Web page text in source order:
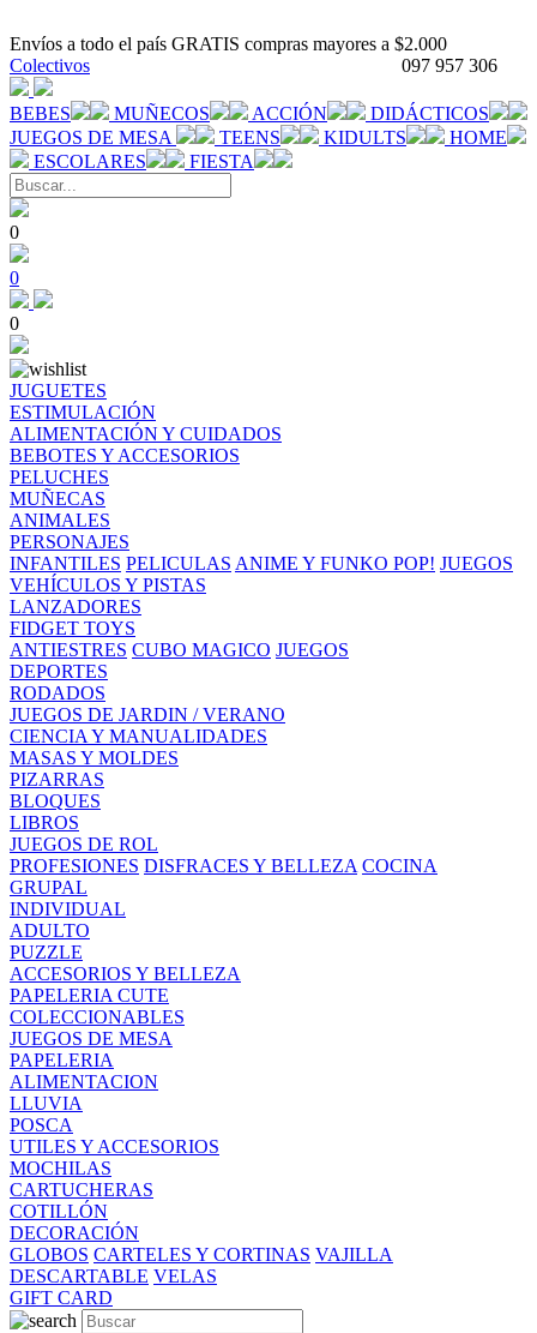
Envíos a todo el país GRATIS compras mayores a $2.000
097 957 306
Colectivos
BEBES MUÑECOS ACCIÓN
DIDÁCTICOS
JUEGOS DE MESA
TEENS KIDULTS
HOME
ESCOLARES
FIESTA
0
0
0
JUGUETES
ESTIMULACIÓN
ALIMENTACIÓN Y CUIDADOS
BEBOTES Y ACCESORIOS
PELUCHES
MUÑECAS
ANIMALES
PERSONAJES
INFANTILES PELICULAS ANIME Y FUNKO POP! JUEGOS
VEHÍCULOS Y PISTAS
LANZADORES
FIDGET TOYS
ANTIESTRES CUBO MAGICO JUEGOS
DEPORTES
RODADOS
JUEGOS DE JARDIN / VERANO
CIENCIA Y MANUALIDADES
MASAS Y MOLDES
PIZARRAS
BLOQUES
LIBROS
JUEGOS DE ROL
PROFESIONES DISFRACES Y BELLEZA COCINA
GRUPAL
INDIVIDUAL
ADULTO
PUZZLE
ACCESORIOS Y BELLEZA
PAPELERIA CUTE
COLECCIONABLES
JUEGOS DE MESA
PAPELERIA
ALIMENTACION
LLUVIA
POSCA
UTILES Y ACCESORIOS
MOCHILAS
CARTUCHERAS
COTILLÓN
DECORACIÓN
GLOBOS CARTELES Y CORTINAS VAJILLA
DESCARTABLE VELAS
GIFT CARD